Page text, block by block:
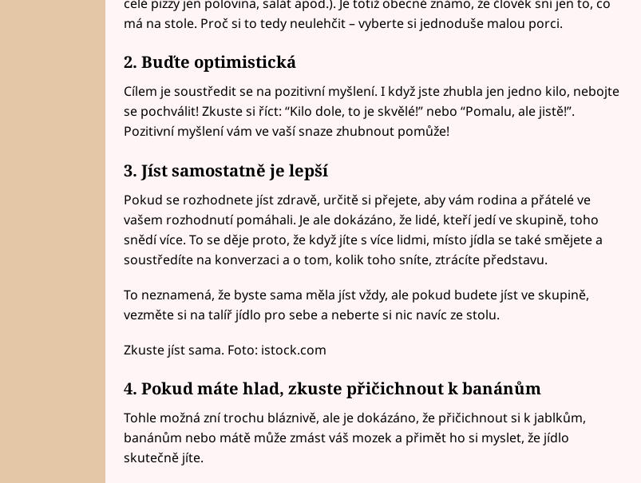
má na stole. Proč si to tedy neulehčit – vyberte si jednoduše malou porci.
2. Buďte optimistická
Cílem je soustředit se na pozitivní myšlení. I když jste zhubla jen jedno kilo, nebojte
se pochválit! Zkuste si říct: “Kilo dole, to je skvělé!” nebo “Pomalu, ale jistě!”.
Pozitivní myšlení vám ve vaší snaze zhubnout pomůže!
3. Jíst samostatně je lepší
Pokud se rozhodnete jíst zdravě, určitě si přejete, aby vám rodina a přátelé ve
vašem rozhodnutí pomáhali. Je ale dokázáno, že lidé, kteří jedí ve skupině, toho
snědí více. To se děje proto, že když jíte s více lidmi, místo jídla se také smějete a
soustředíte na konverzaci a o tom, kolik toho sníte, ztrácíte představu.
To neznamená, že byste sama měla jíst vždy, ale pokud budete jíst ve skupině,
vezměte si na talíř jídlo pro sebe a neberte si nic navíc ze stolu.
Zkuste jíst sama. Foto: istock.com
4. Pokud máte hlad, zkuste přičichnout k banánům
Tohle možná zní trochu bláznivě, ale je dokázáno, že přičichnout si k jablkům,
banánům nebo mátě může zmást váš mozek a přimět ho si myslet, že jídlo
skutečně jíte.